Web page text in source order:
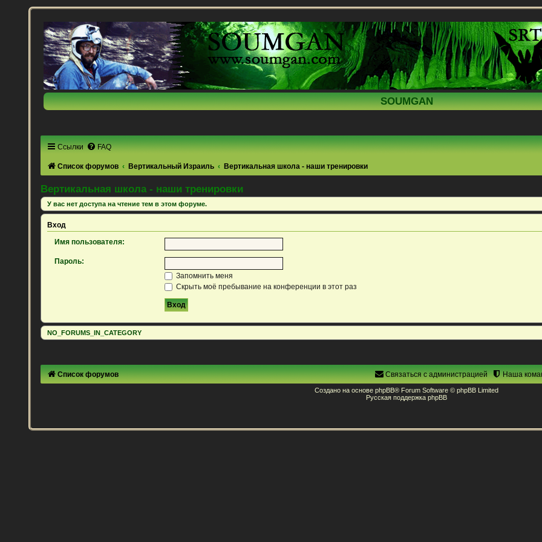
SOUMGAN
Ссылки FAQ
Список форумов Вертикальный Израиль Вертикальная школа - наши тренировки
Вертикальная школа - наши тренировки
У вас нет доступа на чтение тем в этом форуме.
Вход
Имя пользователя:
Пароль:
Запомнить меня
Скрыть моё пребывание на конференции в этот раз
NO_FORUMS_IN_CATEGORY
Список форумов Наша
Связаться с администрацией
Создано на основе phpBB® Forum Software © phpBB Limited
Русская поддержка phpBB